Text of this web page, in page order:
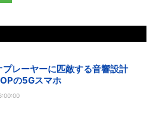
プレーヤーに匹敵する音響設計
の5Gスマホ